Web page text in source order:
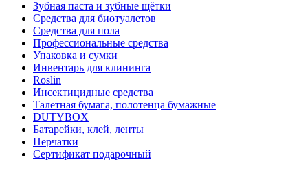
Зубная паста и зубные щётки
Средства для биотуалетов
Средства для пола
Профессиональные средства
Упаковка и сумки
Инвентарь для клининга
Roslin
Инсектицидные средства
Талетная бумага, полотенца бумажные
DUTYBOX
Батарейки, клей, ленты
Перчатки
Сертификат подарочный